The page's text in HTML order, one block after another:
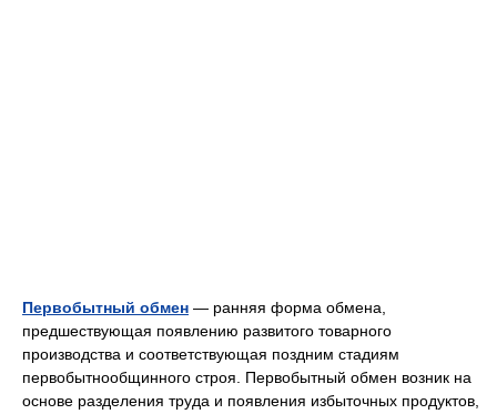
Первобытный обмен — ранняя форма обмена,
предшествующая появлению развитого товарного
производства и соответствующая поздним стадиям
первобытнообщинного строя. Первобытный обмен возник на
основе разделения труда и появления избыточных продуктов,